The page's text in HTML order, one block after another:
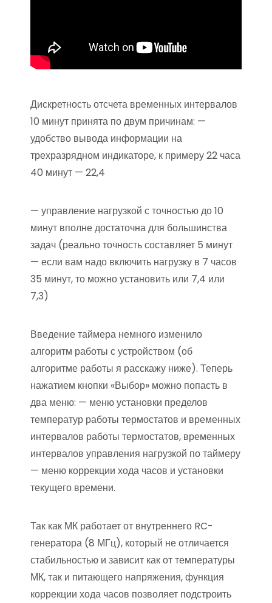
Дискретность отсчета временных интервалов
10 минут принята по двум причинам: —
удобство вывода информации на
трехразрядном индикаторе, к примеру 22 часа
40 минут — 22,4
— управление нагрузкой с точностью до 10
минут вполне достаточна для большинства
задач (реально точность составляет 5 минут
— если вам надо включить нагрузку в 7 часов
35 минут, то можно установить или 7,4 или
7,3)
Введение таймера немного изменило
алгоритм работы с устройством (об
алгоритме работы я расскажу ниже). Теперь
нажатием кнопки «Выбор» можно попасть в
два меню: — меню установки пределов
температур работы термостатов и временных
интервалов работы термостатов, временных
интервалов управления нагрузкой по таймеру
— меню коррекции хода часов и установки
текущего времени.
Так как МК работает от внутреннего RC-
генератора (8 МГц), который не отличается
стабильностью и зависит как от температуры
МК, так и питающего напряжения, функция
коррекции хода часов позволяет подстроить